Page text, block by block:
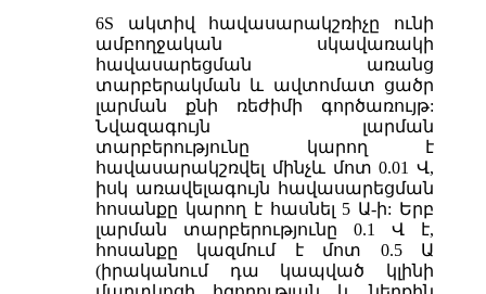
6S ակտիվ հավասարակշռիչը ունի
ամբողջական սկավառակի
հավասարեցման առանց
տարբերակման և ավտոմատ ցածր
լարման քնի ռեժիմի գործառույթ:
Նվազագույն լարման
տարբերությունը կարող է
հավասարակշռվել մինչև մոտ 0.01 Վ,
իսկ առավելագույն հավասարեցման
հոսանքը կարող է հասնել 5 Ա-ի: Երբ
լարման տարբերությունը 0.1 Վ է,
հոսանքը կազմում է մոտ 0.5 Ա
(իրականում դա կապված կլինի